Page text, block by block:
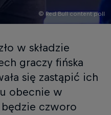
© Red Bull content poll
w składzie
graczy fińska
się zastąpić ich
obecnie w
czworo